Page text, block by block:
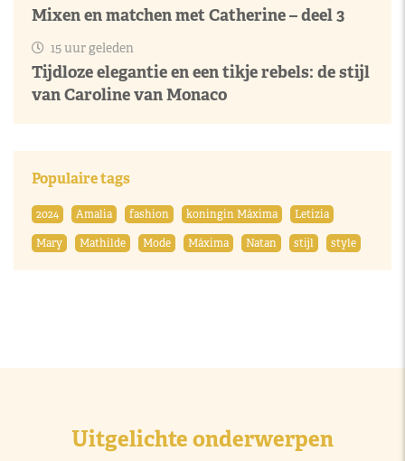
Mixen en matchen met Catherine – deel 3
15 uur geleden
Tijdloze elegantie en een tikje rebels: de stijl
van Caroline van Monaco
Populaire tags
2024 Amalia fashion koningin Máxima
Letizia
Mary
Mathilde Mode Máxima Natan stijl style
Uitgelichte onderwerpen